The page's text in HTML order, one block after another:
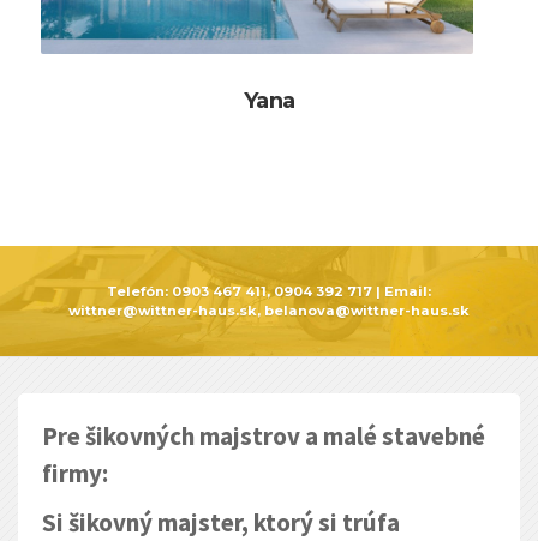
Yana
Telefón: 0903 467 411, 0904 392 717 | Email:
wittner@wittner-haus.sk, belanova@wittner-haus.sk
Pre šikovných majstrov a malé stavebné
firmy:
Si šikovný majster, ktorý si trúfa